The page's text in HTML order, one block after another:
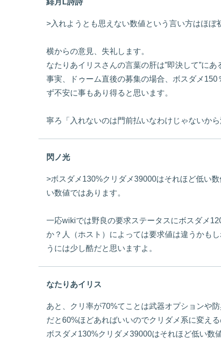
>入れようとも思えない数値という言い方はほ
横からの意見、失礼します。
なたりあイリスさんの言葉の肝は”即決して”にあ
事実、ドゥーム直後の募集の場合、ボスダメ
ず不安に事もあり得ると思います。
寧ろ「入れないのは門前払いなわけじゃないか
閃ノ光
>ボスダメ130%クリダメ39000はそれほど低い
い数値ではあります。
一応wikiでは野良の要求ステータスにボスダメ
か？人（ホスト）によっては要求値は違うかも
うには少し酷だと思いますよ。
なたりあイリス
あと、クリ率が70%てことは武器オプションや
だと60%ほどあればいいのでクリダメ系に変え
ボスダメ130%クリダメ39000はそれほど低い数